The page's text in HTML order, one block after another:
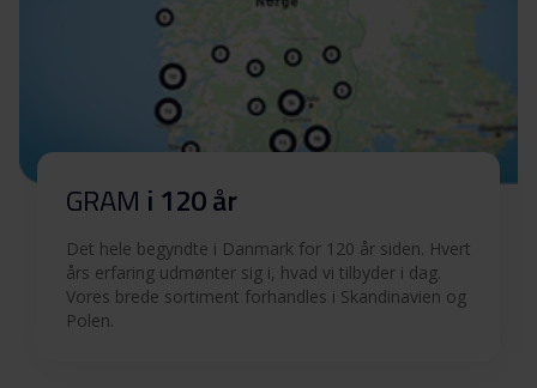
GRAM i 120 år
Det hele begyndte i Danmark for 120 år siden. Hvert
års erfaring udmønter sig i, hvad vi tilbyder i dag.
Vores brede sortiment forhandles i Skandinavien og
Polen.